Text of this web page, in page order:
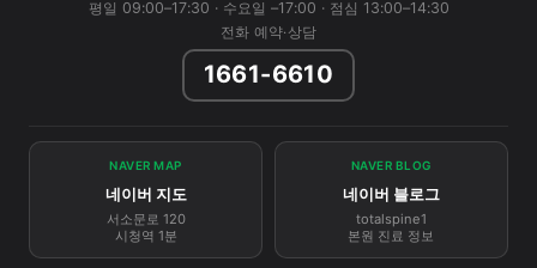
평일 09:00–17:30 · 수요일 –17:00 · 점심 13:00–14:30
전화 예약·상담
1661-6610
NAVER MAP
네이버 지도
서소문로 120
시청역 1분
NAVER BLOG
네이버 블로그
totalspine1
본원 진료 정보